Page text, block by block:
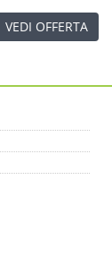
VEDI OFFERTA